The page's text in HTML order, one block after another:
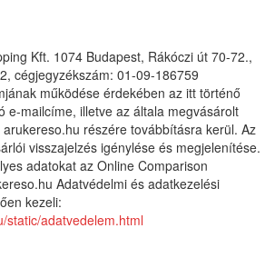
Kft. 1074 Budapest, Rákóczi út 70-72.,
cégjegyzékszám: 01-09-186759
működése érdekében az itt történő
e-mailcíme, illetve az általa megvásárolt
részére továbbításra kerül. Az
visszajelzés igénylése és megjelenítése.
adatokat az Online Comparison
Adatvédelmi és adatkezelési
kezeli:
static/adatvedelem.html